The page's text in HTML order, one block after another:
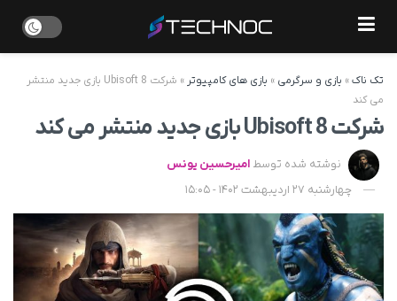
تک ناک» بازی و سرگرمی » بازی های کامپیوتر »
شرکت Ubisoft 8 بازی جدید منتشر
می کند
شرکت Ubisoft 8 بازی جدید منتشر می کند
نوشته شده توسط امیرحسین یونس
چهارشنبه 27 اردیبهشت 1402 - 15:05